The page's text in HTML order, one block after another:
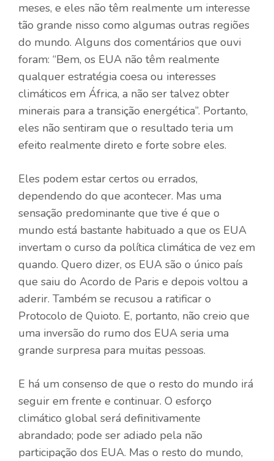
meses, e eles não têm realmente um interesse
tão grande nisso como algumas outras regiões
do mundo. Alguns dos comentários que ouvi
foram: “Bem, os EUA não têm realmente
qualquer estratégia coesa ou interesses
climáticos em África, a não ser talvez obter
minerais para a transição energética”. Portanto,
eles não sentiram que o resultado teria um
efeito realmente direto e forte sobre eles.
Eles podem estar certos ou errados,
dependendo do que acontecer. Mas uma
sensação predominante que tive é que o
mundo está bastante habituado a que os EUA
invertam o curso da política climática de vez em
quando. Quero dizer, os EUA são o único país
que saiu do Acordo de Paris e depois voltou a
aderir. Também se recusou a ratificar o
Protocolo de Quioto. E, portanto, não creio que
uma inversão do rumo dos EUA seria uma
grande surpresa para muitas pessoas.
E há um consenso de que o resto do mundo irá
seguir em frente e continuar. O esforço
climático global será definitivamente
abrandado; pode ser adiado pela não
participação dos EUA. Mas o resto do mundo,